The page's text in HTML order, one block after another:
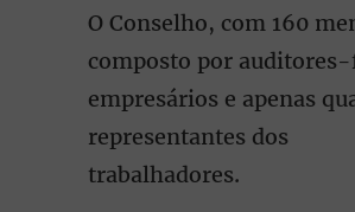
O Conselho, com 160
composto por
empresários e apenas
representantes dos
trabalhadores.